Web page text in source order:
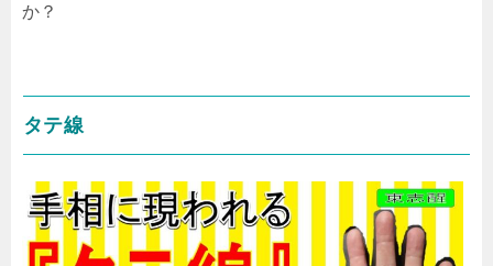
か？
タテ線